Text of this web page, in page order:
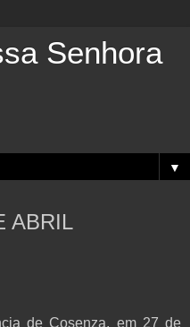
Senhora
▼
ABRIL
de Cosenza, em 27 de